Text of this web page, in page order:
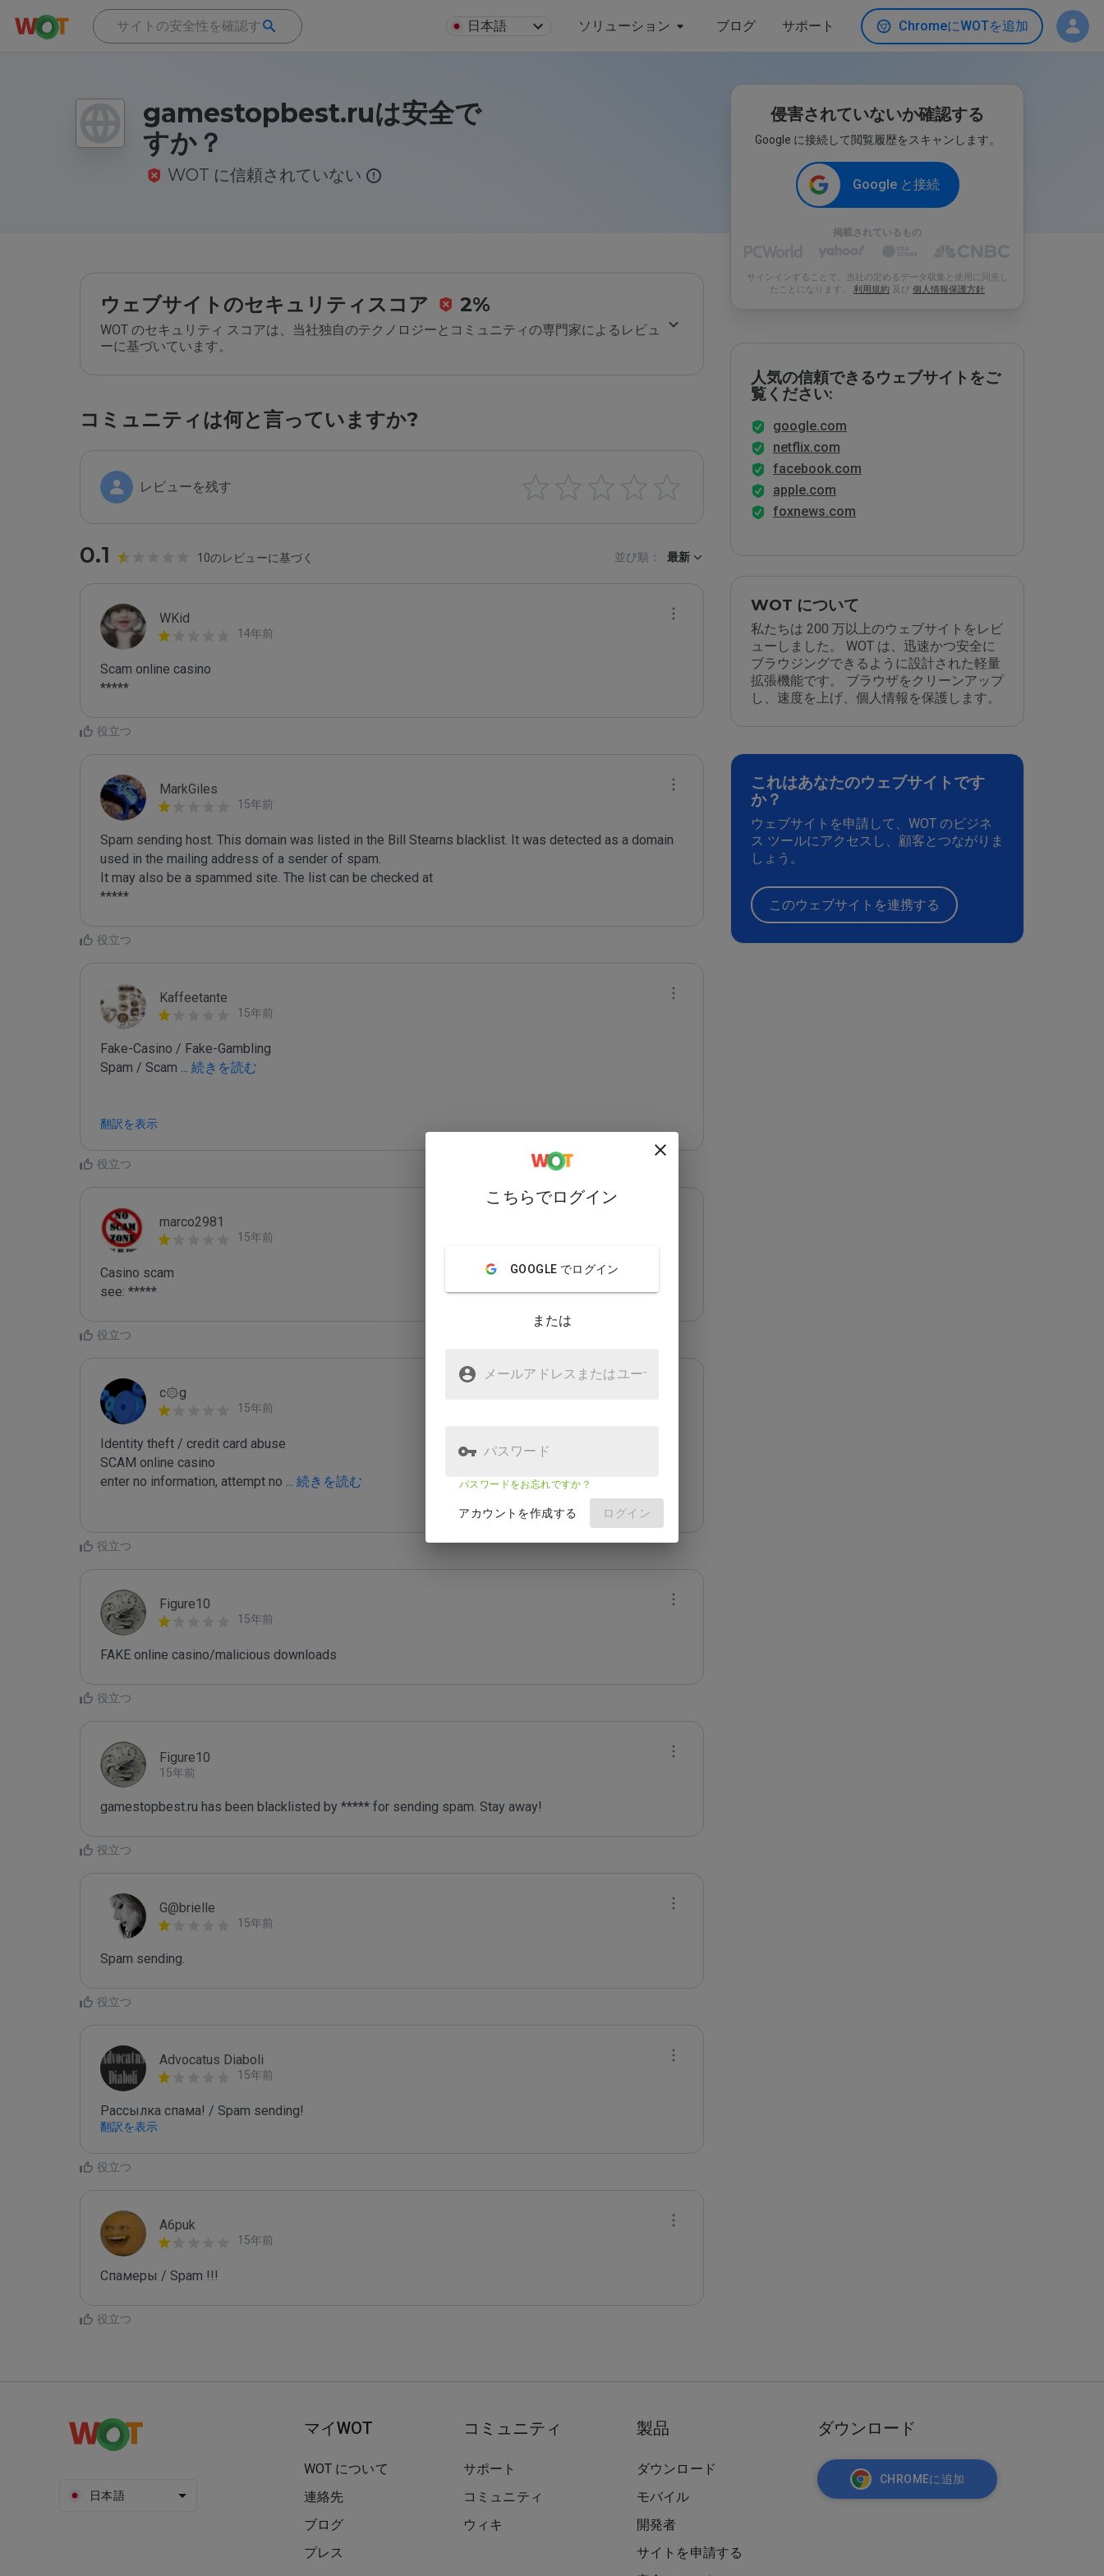
日本語 ソリューション ブログ サポート ChromeにWOTを追加
gamestopbest.ruは安全で
すか？
WOT に信頼されていない
ウェブサイトのセキュリティスコア 2%
WOT のセキュリティ スコアは、当社独自のテクノロジーとコミュニティの専門家によるレビュ
ーに基づいています。
コミュニティは何と言っていますか?
レビューを残す
0.1 10のレビューに基づく 並び順： 最新
WKid
14年前
Scam online casino
役立つ
MarkGiles
15年前
Spam sending host. This domain was listed in the Bill Stearns blacklist. It was detected as a domain
used in the mailing address of a sender of spam.
It may also be a spammed site. The list can be checked at
役立つ
Kaffeetante
15年前
Fake-Casino / Fake-Gambling
Spam / Scam ... 続きを読む
翻訳を表示
役立つ
marco2981
15年前
Casino scam
see: *****
役立つ
c۞g
15年前
Identity theft / credit card abuse
SCAM online casino
enter no information, attempt no ... 続きを読む
役立つ
Figure10
15年前
FAKE online casino/malicious downloads
役立つ
Figure10
15年前
gamestopbest.ru has been blacklisted by ***** for sending spam. Stay away!
役立つ
G@brielle
15年前
Spam sending.
役立つ
Advocatus Diaboli
15年前
Рассылка спама! / Spam sending!
翻訳を表示
役立つ
A6puk
15年前
Спамеры / Spam !!!
役立つ
侵害されていないか確認する
Google に接続して閲覧履歴をスキャンします。
Google と接続
掲載されているもの
サインインすることで、当社の定めるデータ収集と使用に同意し
たことになります。 利用規約 及び 個人情報保護方針
人気の信頼できるウェブサイトをご
覧ください:
google.com
netflix.com
facebook.com
apple.com
foxnews.com
WOT について
私たちは 200 万以上のウェブサイトをレビ
ューしました。 WOT は、迅速かつ安全に
ブラウジングできるように設計された軽量
拡張機能です。 ブラウザをクリーンアップ
し、速度を上げ、個人情報を保護します。
これはあなたのウェブサイトです
か？
ウェブサイトを申請して、WOT のビジネ
ス ツールにアクセスし、顧客とつながりま
しょう。
このウェブサイトを連携する
日本語
マイWOT
WOT について
連絡先
ブログ
プレス
コミュニティ
サポート
コミュニティ
ウィキ
製品
ダウンロード
モバイル
開発者
サイトを申請する
ダウンロード
CHROMEに追加
こちらでログイン
GOOGLE でログイン
または
メールアドレスまたはユーザ
名
パスワード
パスワードをお忘れですか？
アカウントを作成する ログイン